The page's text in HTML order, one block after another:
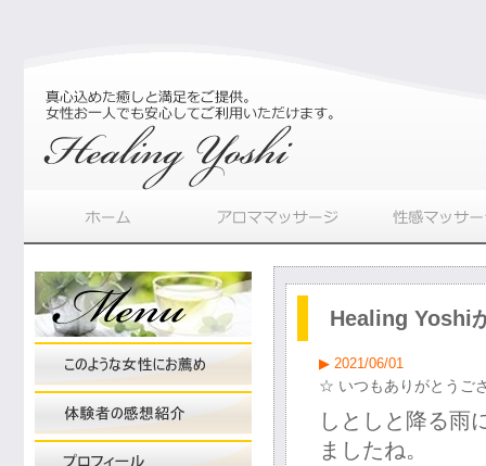
Healing Yoshi
▶ 2021/06/01
☆ いつもありがとうご
しとしと降る雨
ましたね。